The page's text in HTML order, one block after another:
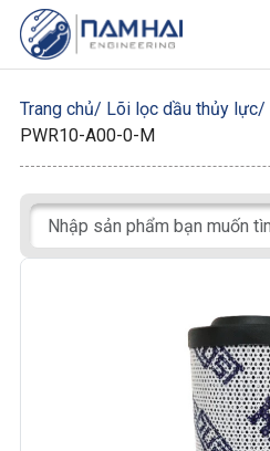
Trang chủ Lõi lọc dầu thủy lực
PWR10-A00-0-M